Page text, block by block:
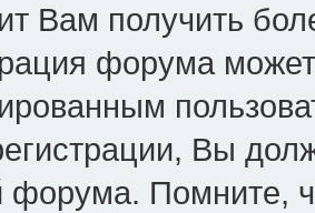
Вам получить
форума может
Вы
форума. Помните,